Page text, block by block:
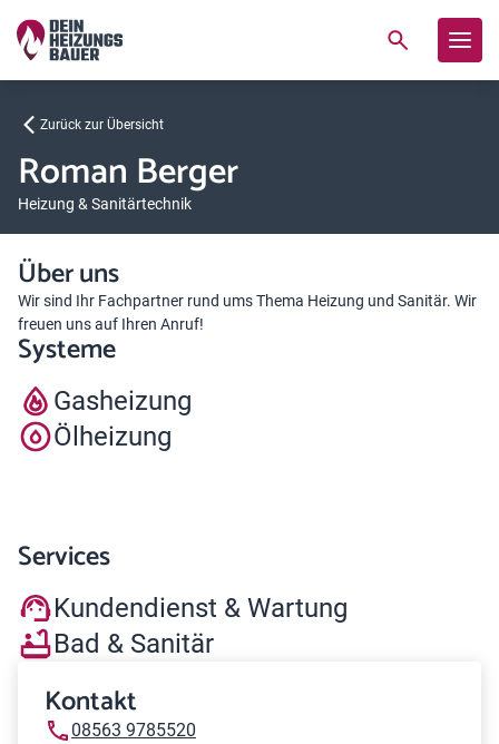
Zurück zur Übersicht
Roman Berger
Heizung & Sanitärtechnik
Über uns
Wir sind Ihr Fachpartner rund ums Thema Heizung und Sanitär. Wir
freuen uns auf Ihren Anruf!
Systeme
Gasheizung
Ölheizung
Services
Kundendienst & Wartung
Bad & Sanitär
Kontakt
08563 9785520